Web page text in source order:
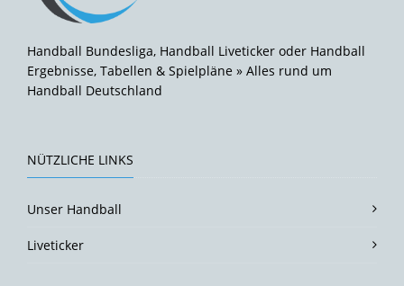
Handball Bundesliga, Handball Liveticker oder Handball
Ergebnisse, Tabellen & Spielpläne » Alles rund um
Handball Deutschland
NÜTZLICHE LINKS
Unser Handball
Liveticker